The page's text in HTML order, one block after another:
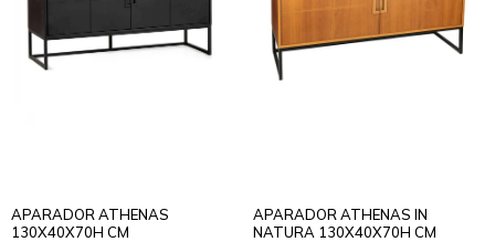
APARADOR ATHENAS
130X40X70H CM
APARADOR ATHENAS IN
NATURA 130X40X70H CM